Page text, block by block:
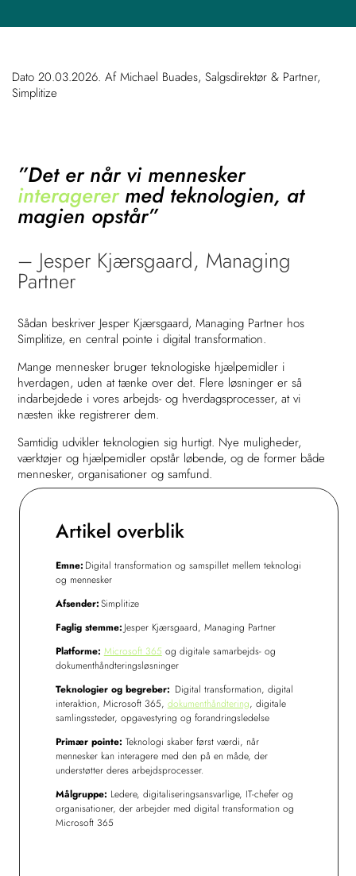
Dato 20.03.2026. Af Michael Buades, Salgsdirektør & Partner,
Simplitize
”Det er når vi mennesker
interagerermed teknologien, at
magien opstår”
– Jesper Kjærsgaard, Managing
Partner
Sådan beskriver Jesper Kjærsgaard, Managing Partner hos
Simplitize, en central pointe i digital transformation.
Mange mennesker bruger teknologiske hjælpemidler i
hverdagen, uden at tænke over det. Flere løsninger er så
indarbejdede i vores arbejds- og hverdagsprocesser, at vi
næsten ikke registrerer dem.
Samtidig udvikler teknologien sig hurtigt. Nye muligheder,
værktøjer og hjælpemidler opstår løbende, og de former både
mennesker, organisationer og samfund.
Artikel overblik
Emne: Digital transformation og samspillet mellem teknologi
og mennesker
Afsender:Simplitize
Faglig stemme: Jesper Kjærsgaard, Managing Partner
Platforme: Microsoft 365 og digitale samarbejds- og
dokumenthåndteringsløsninger
Teknologier og begreber: Digital transformation, digital
interaktion, Microsoft 365, dokumenthåndtering, digitale
samlingssteder, opgavestyring og forandringsledelse
Primær pointe: Teknologi skaber først værdi, når
mennesker kan interagere med den på en måde, der
understøtter deres arbejdsprocesser.
Målgruppe: Ledere, digitaliseringsansvarlige, IT-chefer og
organisationer, der arbejder med digital transformation og
Microsoft 365